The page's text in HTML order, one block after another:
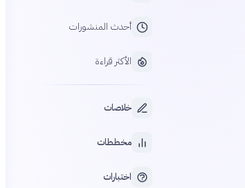
أحدث المنشورات
الأكثر قراءة
خلاصات
مخططات
اختبارات